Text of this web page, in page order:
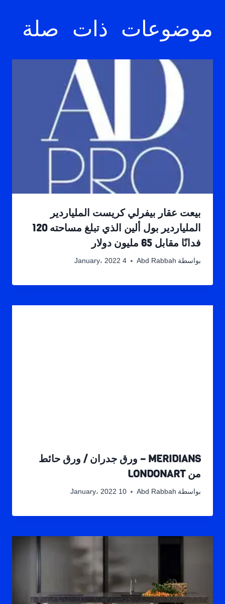
موضوعات ذات صلة
بيعت عقار بيفرلي كريست الملياردير
الملياردير بول ألين الذي تبلغ مساحته 120
فدانًا مقابل 65 مليون دولار
بواسطة Abd Rabbah 4 January، 2022
MERIDIANS – ورق جدران / ورق حائط
من LONDONART
بواسطة Abd Rabbah 10 January، 2022